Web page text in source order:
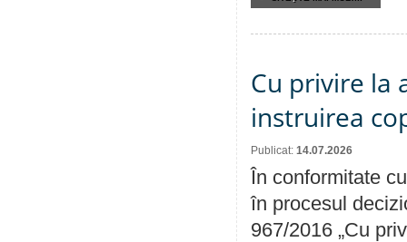
Cu privire la
instruirea
Publicat: 14.07.2026
În conformitate
în procesul
967/2016 „Cu